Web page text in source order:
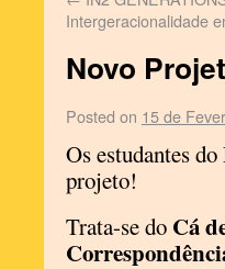
Intergeracionalidade
Novo
Posted on 15 de
Os estudantes
projeto!
Trata-se do Cá